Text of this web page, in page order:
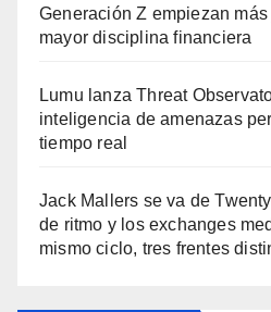
Generación Z empiezan
mayor disciplina financiera
Lumu lanza Threat
inteligencia de amenazas
tiempo real
Jack Mallers se va de
de ritmo y los exchanges
mismo ciclo, tres frentes